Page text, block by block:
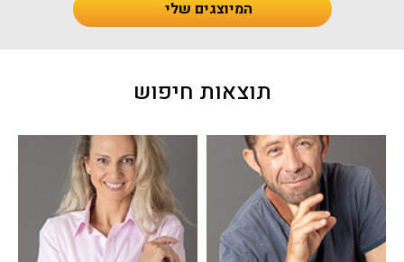
המיוצגים שלי
תוצאות חיפוש